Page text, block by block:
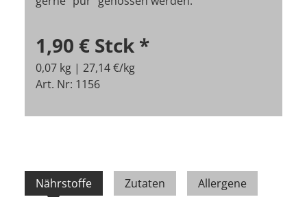
1,90 € Stck *
0,07 kg | 27,14 €/kg
Art. Nr: 1156
Nährstoffe Zutaten Allergene